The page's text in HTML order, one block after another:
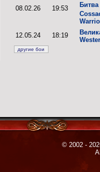
08.02.26 19:53
Битва
12.05.24
18:19
© 2002 -